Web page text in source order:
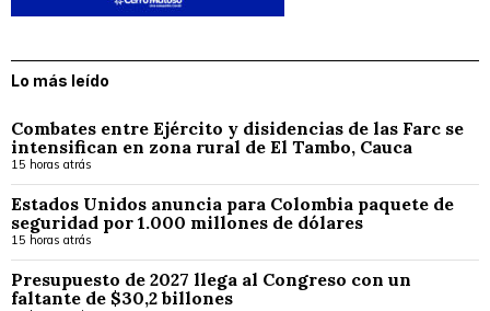
Lo más leído
Combates entre Ejército y disidencias de las Farc se
intensifican en zona rural de El Tambo, Cauca
15 horas atrás
Estados Unidos anuncia para Colombia paquete de
seguridad por 1.000 millones de dólares
15 horas atrás
Presupuesto de 2027 llega al Congreso con un
faltante de $30,2 billones